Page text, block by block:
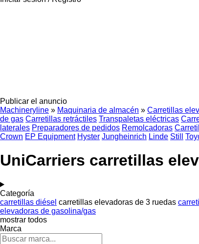
Publicar el anuncio
Machineryline » Maquinaria de almacén » Carretillas
de gas Carretillas retráctiles Transpaletas eléctricas
laterales Preparadores de pedidos Remolcadoras
Crown EP Equipment Hyster Jungheinrich Linde Still
UniCarriers carretillas
Categoría
carretillas diésel carretillas elevadoras de 3 ruedas
elevadoras de gasolina/gas
mostrar todos
Marca